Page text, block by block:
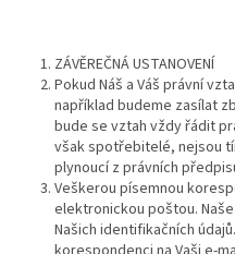
ZÁVĚREČNÁ USTANOVENÍ
Pokud Náš a Váš právní
například budeme zasílat
bude se vztah vždy řádit
však spotřebitelé, nejsou
plynoucí z právních
Veškerou písemnou
elektronickou poštou.
Našich identifikačních